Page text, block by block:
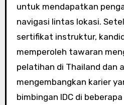
untuk mendapatkan
navigasi lintas lokasi.
sertifikat instruktur,
memperoleh tawaran
pelatihan di Thailand dan
mengembangkan karier
bimbingan IDC di